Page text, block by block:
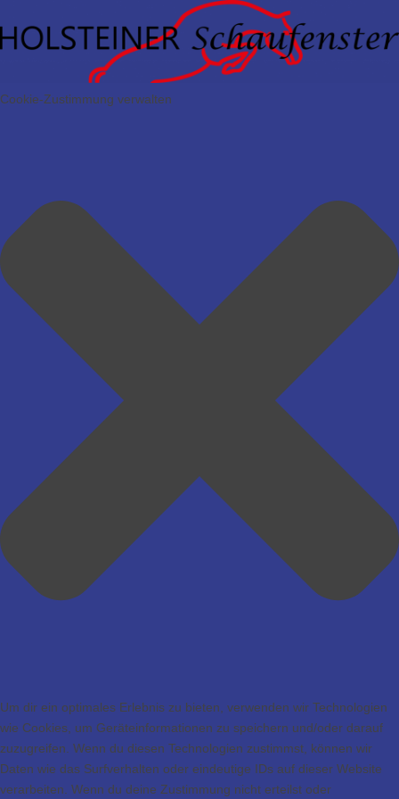
Cookie-Zustimmung verwalten
Um dir ein optimales Erlebnis zu bieten, verwenden wir Technologien
wie Cookies, um Geräteinformationen zu speichern und/oder darauf
zuzugreifen. Wenn du diesen Technologien zustimmst, können wir
Daten wie das Surfverhalten oder eindeutige IDs auf dieser Website
verarbeiten. Wenn du deine Zustimmung nicht erteilst oder